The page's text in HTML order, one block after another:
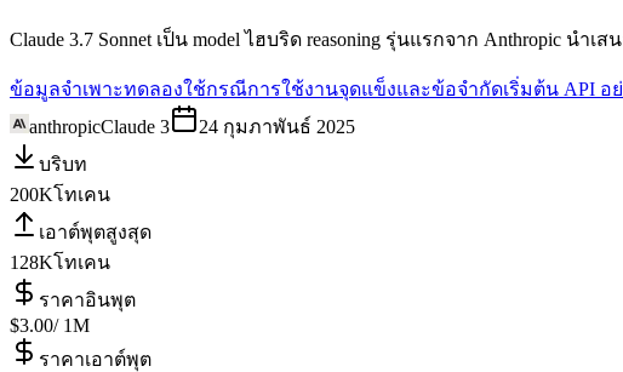
Claude 3.7 Sonnet เป็น model ไฮบริด reasoning รุ่นแรกจาก Anthropic นำ
ข้อมูลจำเพาะทดลองใช้กรณีการใช้งานจุดแข็งและข้อจำกัดเริ่มต้น API อ
anthropicClaude 3
24 กุมภาพันธ์ 2025
บริบท
200Kโทเคน
เอาต์พุตสูงสุด
128Kโทเคน
ราคาอินพุต
$3.00/ 1M
ราคาเอาต์พุต